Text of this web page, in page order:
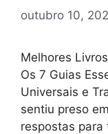
outubro 10,
Melhores
Os 7 Guias
Universais e
sentiu preso
respostas para